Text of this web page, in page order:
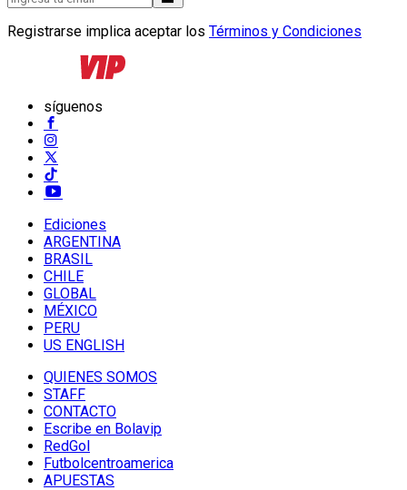
Registrarse implica aceptar los Términos y Condiciones
síguenos
Ediciones
ARGENTINA
BRASIL
CHILE
GLOBAL
MÉXICO
PERU
US ENGLISH
QUIENES SOMOS
STAFF
CONTACTO
Escribe en Bolavip
RedGol
Futbolcentroamerica
APUESTAS